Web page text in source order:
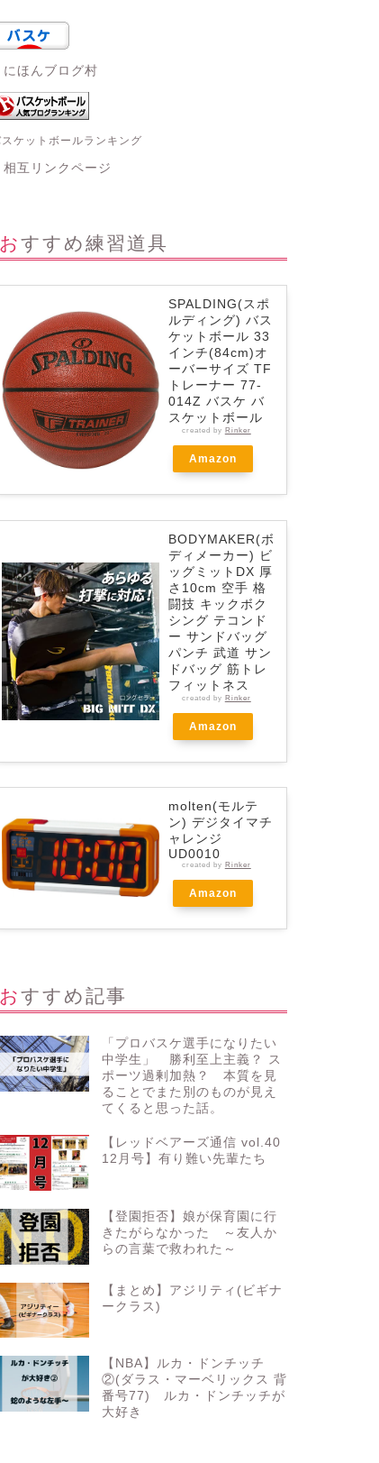
にほんブログ村
スケットボールランキング
相互リンクページ
おすすめ練習道具
SPALDING(スポ
ルディング) バス
ケットボール 33
インチ(84cm)オ
ーバーサイズ TF
トレーナー 77-
014Z バスケ バ
スケットボール
created by Rinker
Amazon
BODYMAKER(ボ
ディメーカー) ビ
ッグミットDX 厚
さ10cm 空手 格
闘技 キックボク
シング テコンド
ー サンドバッグ
パンチ 武道 サン
ドバッグ 筋トレ
フィットネス
created by Rinker
Amazon
molten(モルテ
ン) デジタイマチ
ャレンジ
UD0010
created by Rinker
Amazon
おすすめ記事
「プロバスケ選手になりたい
中学生」 勝利至上主義？ ス
ポーツ過剰加熱？ 本質を見
ることでまた別のものが見え
てくると思った話。
【レッドベアーズ通信 vol.40
12月号】有り難い先輩たち
【登園拒否】娘が保育園に行
きたがらなかった ～友人か
らの言葉で救われた～
【まとめ】アジリティ(ビギナ
ークラス)
【NBA】ルカ・ドンチッチ
②(ダラス・マーベリックス 背
番号77) ルカ・ドンチッチが
大好き